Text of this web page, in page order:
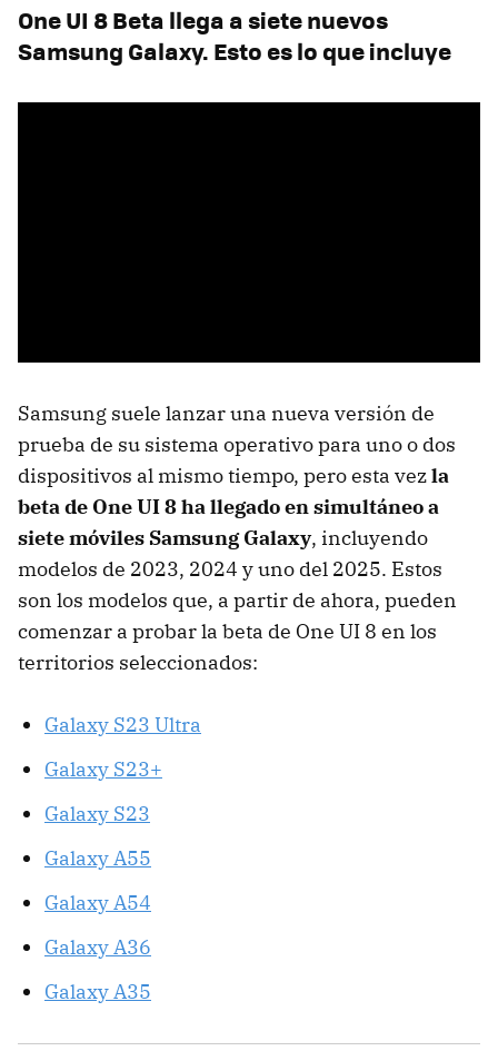
One UI 8 Beta llega a siete nuevos
Samsung Galaxy. Esto es lo que incluye
Samsung suele lanzar una nueva versión de
prueba de su sistema operativo para uno o dos
dispositivos al mismo tiempo, pero esta vezla
beta de One UI 8 ha llegado en simultáneo a
siete móviles Samsung Galaxy, incluyendo
modelos de 2023, 2024 y uno del 2025. Estos
son los modelos que, a partir de ahora, pueden
comenzar a probar la beta de One UI 8 en los
territorios seleccionados:
Galaxy S23 Ultra
Galaxy S23+
Galaxy S23
Galaxy A55
Galaxy A54
Galaxy A36
Galaxy A35